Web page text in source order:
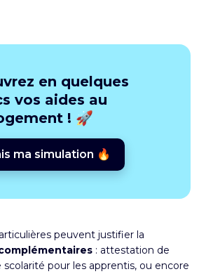
en quelques
vos aides au
! 🚀
ma simulation 🔥
peuvent justifier la
: attestation de
pour les apprentis, ou encore